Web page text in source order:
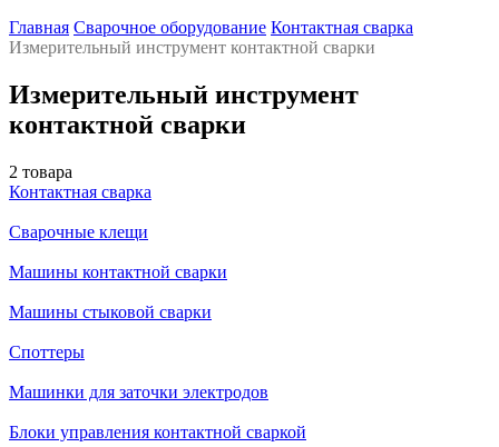
Главная Сварочное оборудование Контактная сварка
Измерительный инструмент контактной сварки
Измерительный инструмент
контактной сварки
2 товара
Контактная сварка
Сварочные клещи
Машины контактной сварки
Машины стыковой сварки
Споттеры
Машинки для заточки электродов
Блоки управления контактной сваркой